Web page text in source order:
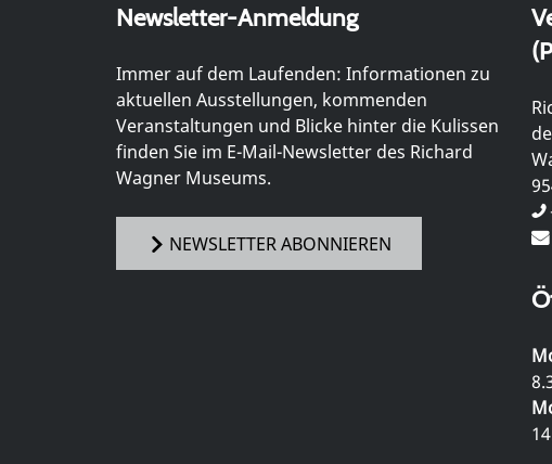
Newsletter-Anmeldung
Immer auf dem Laufenden: Informationen zu
aktuellen Ausstellungen, kommenden
Veranstaltungen und Blicke hinter die Kulissen
finden Sie im E-Mail-Newsletter des Richard
Wagner Museums.
NEWSLETTER ABONNIEREN